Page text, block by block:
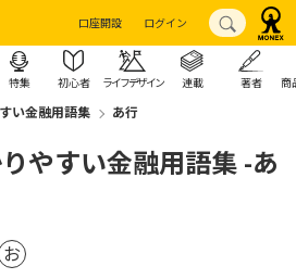
口座開設 ログイン
特集 初心者 ライフデザイン 連載 著者 商
い金融用語集 あ行
やすい金融用語集 -あ
お